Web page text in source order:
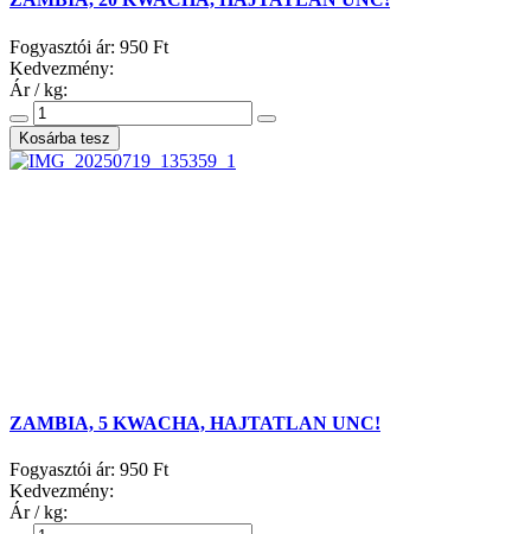
Fogyasztói ár: 950 Ft
Kedvezmény:
Ár / kg:
ZAMBIA, 5 KWACHA, HAJTATLAN UNC!
Fogyasztói ár: 950 Ft
Kedvezmény:
Ár / kg: